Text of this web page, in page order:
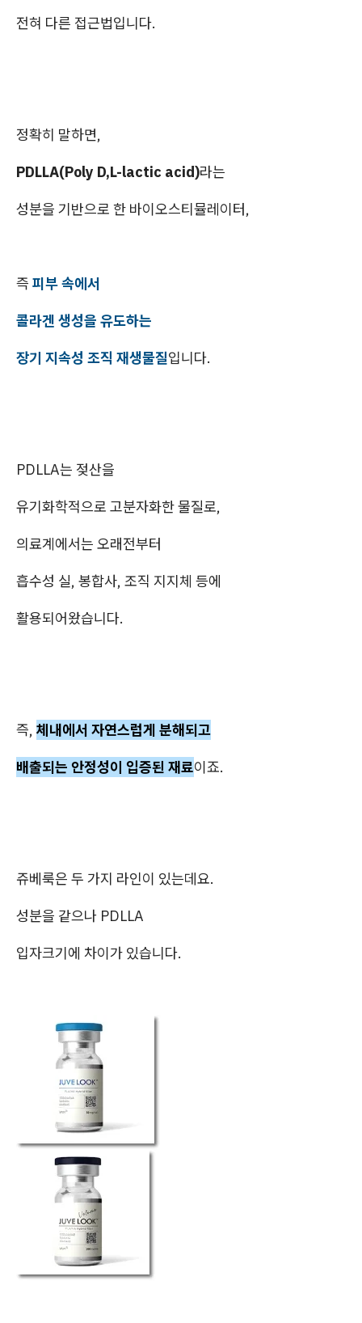
전혀 다른 접근법입니다.
정확히 말하면,
PDLLA(Poly D,L-lactic acid)라는
성분을 기반으로 한 바이오스티뮬레이터,
즉 피부 속에서
콜라겐 생성을 유도하는
장기 지속성 조직 재생물질입니다.
PDLLA는 젖산을
유기화학적으로 고분자화한 물질로,
의료계에서는 오래전부터
흡수성 실, 봉합사, 조직 지지체 등에
활용되어왔습니다.
즉, 체내에서 자연스럽게 분해되고
배출되는 안정성이 입증된 재료이죠.
쥬베룩은 두 가지 라인이 있는데요.
성분을 같으나 PDLLA
입자크기에 차이가 있습니다.